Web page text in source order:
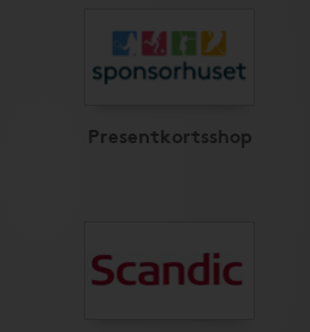
Presentkortsshop